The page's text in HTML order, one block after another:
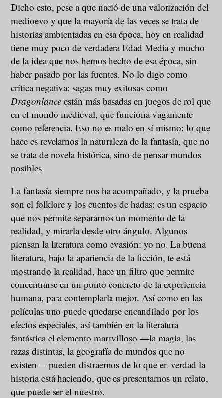
Dicho esto, pese a que nació de una valorización del
medioevo y que la mayoría de las veces se trata de
historias ambientadas en esa época, hoy en realidad
tiene muy poco de verdadera Edad Media y mucho
de la idea que nos hemos hecho de esa época, sin
haber pasado por las fuentes. No lo digo como
crítica negativa: sagas muy exitosas como
Dragonlance están más basadas en juegos de rol que
en el mundo medieval, que funciona vagamente
como referencia. Eso no es malo en sí mismo: lo que
hace es revelarnos la naturaleza de la fantasía, que no
se trata de novela histórica, sino de pensar mundos
posibles.
La fantasía siempre nos ha acompañado, y la prueba
son el folklore y los cuentos de hadas: es un espacio
que nos permite separarnos un momento de la
realidad, y mirarla desde otro ángulo. Algunos
piensan la literatura como evasión: yo no. La buena
literatura, bajo la apariencia de la ficción, te está
mostrando la realidad, hace un filtro que permite
concentrarse en un punto concreto de la experiencia
humana, para contemplarla mejor. Así como en las
películas uno puede quedarse encandilado por los
efectos especiales, así también en la literatura
fantástica el elemento maravilloso —la magia, las
razas distintas, la geografía de mundos que no
existen— pueden distraernos de lo que en verdad la
historia está haciendo, que es presentarnos un relato,
que puede ser el nuestro.